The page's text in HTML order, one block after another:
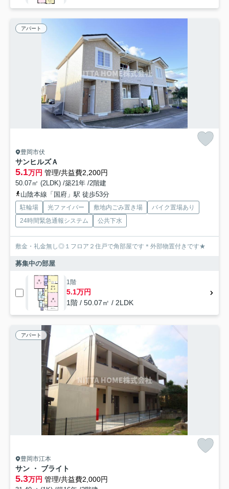
アパート
豊岡市伏
サンヒルズＡ
5.1万円 管理/共益費2,200円
50.07㎡ (2LDK) /築21年 /2階建
山陰本線「国府」駅 徒歩53分
駐輪場 光ファイバー 敷地内ごみ置き場
バイク置場あり
24時間緊急通報システム
公共下水
敷金・礼金無し◎１フロア２住戸で角部屋です＊外部物置付きです★
募集中の部屋
1階
5.1万円
1階 / 50.07㎡ / 2LDK
アパート
豊岡市江本
サン ・ ブライト
5.3万円 管理/共益費2,000円